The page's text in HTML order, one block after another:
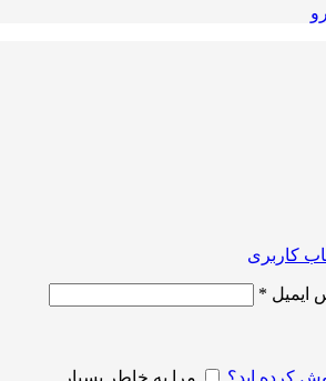
کاربری
ایمیل *
کرده اید؟ مرا به خاطر بسپار